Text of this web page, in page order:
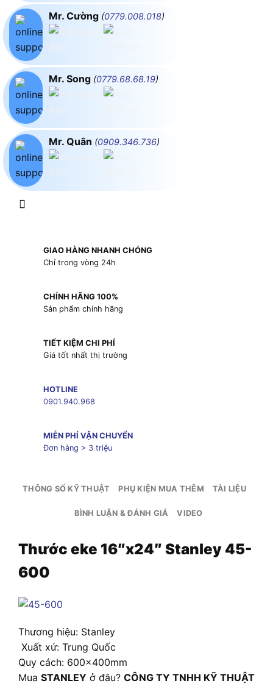
Mr. Cường (0779.008.018)
Mr. Song (0779.68.68.19)
Mr. Quân (0909.346.736)
GIAO HÀNG NHANH CHÓNG
Chỉ trong vòng 24h
CHÍNH HÃNG 100%
Sản phẩm chính hãng
TIẾT KIỆM CHI PHÍ
Giá tốt nhất thị trường
HOTLINE
0901.940.968
MIỄN PHÍ VẬN CHUYỂN
Đơn hàng > 3 triệu
THÔNG SỐ KỸ THUẬT PHỤ KIỆN MUA THÊM TÀI LIỆU
BÌNH LUẬN & ĐÁNH GIÁ VIDEO
Thước eke 16″x24″ Stanley 45-
600
Thương hiệu: Stanley
Xuất xứ: Trung Quốc
Quy cách: 600x400mm
Mua STANLEY ở đâu? CÔNG TY TNHH KỸ THUẬT